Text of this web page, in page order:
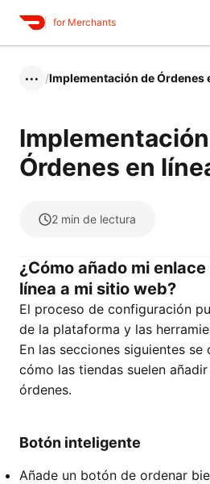
for Merchants
••• /Implementación de Órdenes
Órdenes en
2 min de lectura
¿Cómo añado mi
línea a mi sitio web?
El proceso de configuración
de la plataforma y las
En las secciones siguientes
cómo las tiendas suelen
órdenes.
Botón inteligente
Añade un botón de ordenar